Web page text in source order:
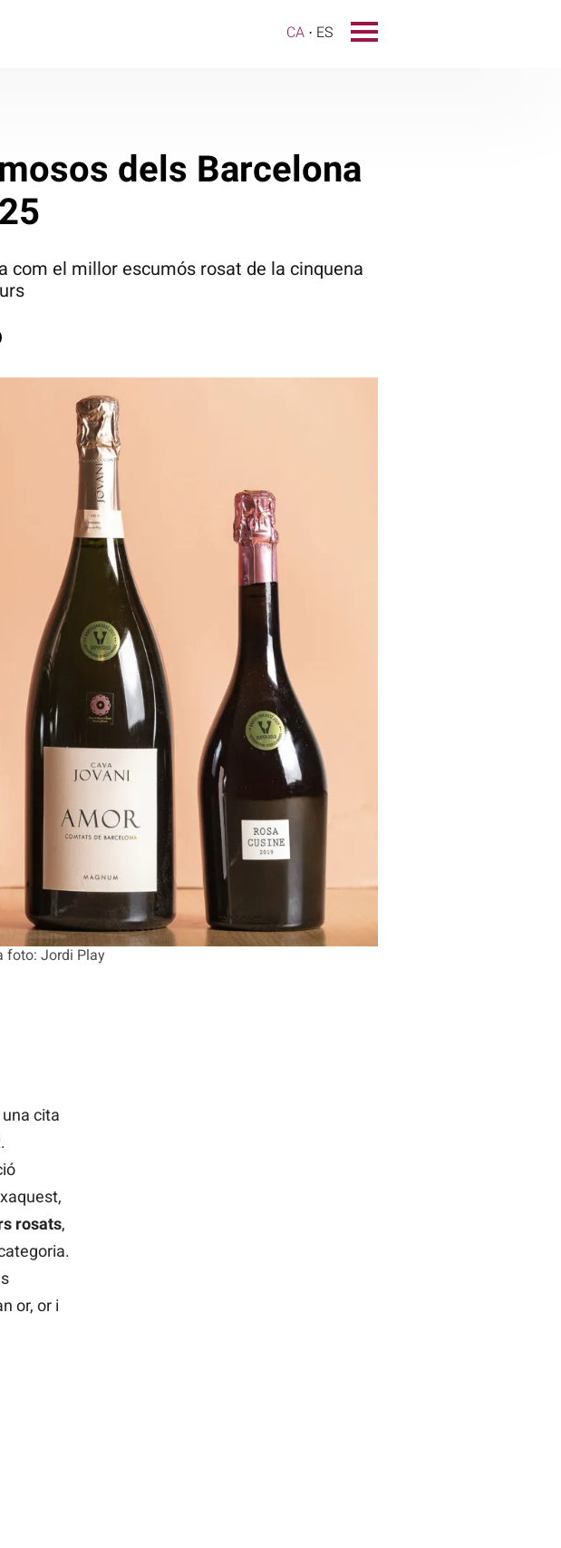
CA ES
foto: Jordi Play
dels Barcelona
com el millor escumós rosat de la cinquena
cita
rosats,
or, or i